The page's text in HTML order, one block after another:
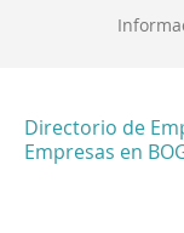
Directorio de
Empresas en